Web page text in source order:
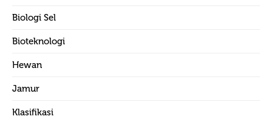
Biologi Sel
Bioteknologi
Hewan
Jamur
Klasifikasi